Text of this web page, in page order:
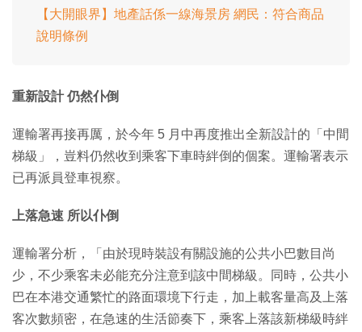
【大開眼界】地產話係一線海景房 網民：符合商品
說明條例
重新設計 仍然仆倒
運輸署再接再厲，於今年 5 月中再度推出全新設計的「中間
梯級」，豈料仍然收到乘客下車時絆倒的個案。運輸署表示
已再派員登車視察。
上落急速 所以仆倒
運輸署分析，「由於現時裝設有關設施的公共小巴數目尚
少，不少乘客未必能充分注意到該中間梯級。同時，公共小
巴在本港交通繁忙的路面環境下行走，加上載客量高及上落
客次數頻密，在急速的生活節奏下，乘客上落該新梯級時絆